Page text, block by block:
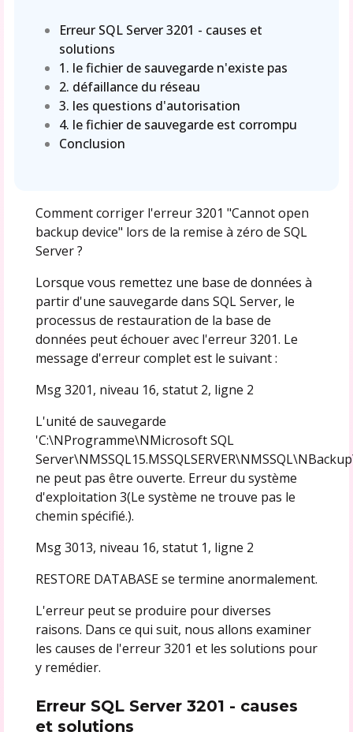
Erreur SQL Server 3201 - causes et
solutions
1. le fichier de sauvegarde n'existe pas
2. défaillance du réseau
3. les questions d'autorisation
4. le fichier de sauvegarde est corrompu
Conclusion
Comment corriger l'erreur 3201 "Cannot open
backup device" lors de la remise à zéro de SQL
Server ?
Lorsque vous remettez une base de données à
partir d'une sauvegarde dans SQL Server, le
processus de restauration de la base de
données peut échouer avec l'erreur 3201. Le
message d'erreur complet est le suivant :
Msg 3201, niveau 16, statut 2, ligne 2
L'unité de sauvegarde
'C:\NProgramme\NMicrosoft SQL
ne peut pas être ouverte. Erreur du système
d'exploitation 3(Le système ne trouve pas le
chemin spécifié.).
Msg 3013, niveau 16, statut 1, ligne 2
RESTORE DATABASE se termine anormalement.
L'erreur peut se produire pour diverses
raisons. Dans ce qui suit, nous allons examiner
les causes de l'erreur 3201 et les solutions pour
y remédier.
Erreur SQL Server 3201 - causes
et solutions